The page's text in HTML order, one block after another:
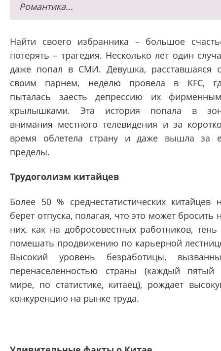
Романтика...
Найти своего избранника – большое
потерять – трагедия. Несколько лет один
даже попал в СМИ. Девушка, расставшаяся
своим парнем, неделю провела в KFC,
пыталась заесть депрессию их
крылышками. Эта история попала в
внимания местного телевидения и за
время облетела страну и даже вышла за
пределы.
Трудоголизм китайцев
Более 50 % среднестатистических китайцев
берет отпуска, полагая, что это может бросить
них, как на добросовестных работников,
помешать продвижению по карьерной
Высокий уровень безработицы,
перенаселенностью страны (каждый пятый
мире, по статистике, китаец), рождает
конкуренцию на рынке труда.